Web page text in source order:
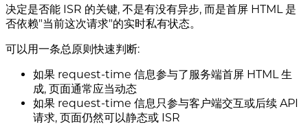
决定是否能 ISR 的关键, 不是有没有异步, 而是首屏 HTML 是
否依赖"当前这次请求"的实时私有状态。
可以用一条总原则快速判断:
如果 request-time 信息参与了服务端首屏 HTML 生
成, 页面通常应当动态
如果 request-time 信息只参与客户端交互或后续 API
请求, 页面仍然可以静态或 ISR